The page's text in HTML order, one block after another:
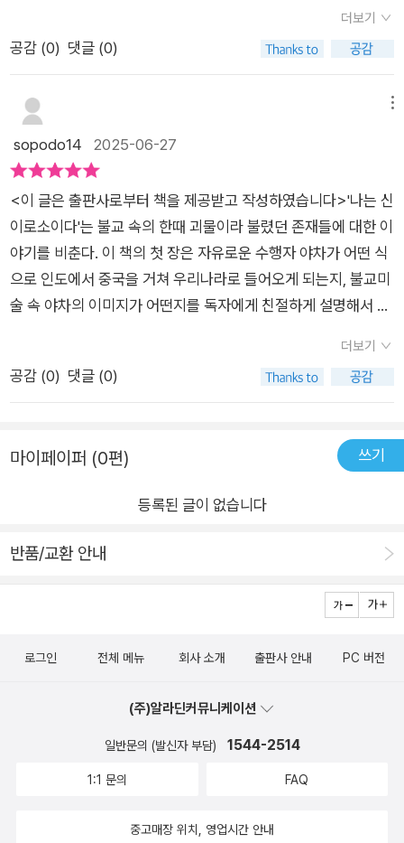
모습으로 존재하는 전통문화 속 다양한 '괴물', '요괴'라 불리는 존
재들에 대해 다시금 생각해보는 계기가 되었다. 한때 신이었으나
이 책을 추천드리고 싶다.《나는 신이로소이다》덕분에 앞으로 불
교 미술과 조각들에 대한 감상의 폭이 넓어질 것 같다. 두고두고
소장할 가치가 분명한 미술서적이라고 생각한다.
이 놀라울 뿐입니다(책 뒷부분에 참고문헌을 비롯한 자료의 양을
보면 입이 딱 벌어집니다).김용덕 작가의 <나는신이로소이다>
록 가까이에 있었지만 우리의 시선 밖에 있었던 그들이 눈에 들어
다시 찾았습니다. 야차도, 가루라도, 아수라도도 한눈에 구분됩니
그들이 대륙의 반대편까지 건너온 사연도, 신과 같은 힘을 가졌던
그들의 권위도 희미해졌지만 여전히 익숙하게 우리를 보호하고
있었네요. 사찰 입구의 금강역사부터 불화와 불운을 막고 해운을
부르는 새해그림 속, 하다못해 커피 브랜드의 로고까지… 항상 우
리 곁에있었는데 말이지요. 요즘 K-콘텐츠를앞세운 한류가 세계
적으로 환영받고 있습니다. 때문에 에필로그의 글처럼 우리 전통
문화 속에 다양한 존재들도주목받고 있습니다. 최근 넷플리스에
사자’랍니다).세계가 주목하는 우리의 것, 우리의신들을 이제는
우리도 따뜻한 관심을 가져야 되지 않을까요?#미술문화출판사#
나는신이로소이다#김용덕작가#서평단이벤트#문화재#전통미
평이벤트#협찬도서#책리뷰#책추천#미술문화#서평
더보기
공감 (0) 댓글 (0)
sopodo14 2025-06-27
<이 글은 출판사로부터 책을 제공받고 작성하였습니다>'나는 신
이로소이다'는 불교 속의 한때 괴물이라 불렸던 존재들에 대한 이
야기를 비춘다. 이 책의 첫 장은 자유로운 수행자 야차가 어떤 식
으로 인도에서 중국을 거쳐 우리나라로 들어오게 되는지, 불교미
술 속 야차의 이미지가 어떤지를 독자에게 친절하게 설명해서 난
통 문화에 관심을 두고있는 사람들이라면 충분히 이 책에서 재미
를 느낄 수 있다. 고리타분한 학술논문처럼 쓰여진 책이 아닌것이
이 수록되어 있어 독자의 이해를 돕는다. 한국 전통 문화 속에 숨
어서 대중들이 놓치고 지나갈 수 있는 존재를 이 책에서 조명하고
더보기
공감 (0) 댓글 (0)
마이페이퍼 (0편) 쓰기
등록된 글이 없습니다
반품/교환 안내
로그인 전체 메뉴 회사 소개 출판사 안내 PC 버전
(주)알라딘커뮤니케이션
일반문의 (발신자 부담) 1544-2514
1:1 문의 FAQ
중고매장 위치, 영업시간 안내